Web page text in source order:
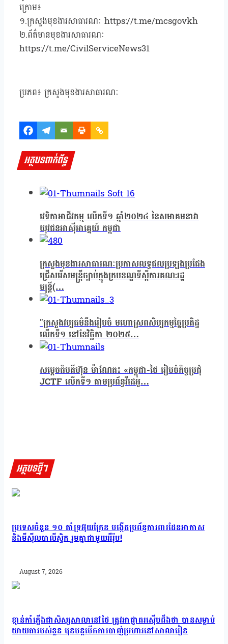
ក្រោម៖
១.ក្រសួងមុខងារសាធារណៈ https://t.me/mcsgovkh
២.ព័ត៌មានមុខងារសាធារណៈ
https://t.me/CivilServiceNews31
ប្រភព៖ ក្រសួងមុខងារសាធារណៈ
អត្ថបទពាក់ព័ន្ធ
វេទិកាអាជីវកម្ម លើកទី១ ឆ្នាំ២០២៤ នៃសមាគមនាវា
យុវជនអាស៊ីអាគ្នេយ៍ កម្ពុជា
ក្រសួងមុខងារសាធារណៈប្រកាសលទ្ធផលប្រឡងប្រជែង
ជ្រេីសរេីសមន្រ្តីច្បាប់ក្នុងក្របខណ្ឌទីស្តីការគណ:រដ្ឋ
មន្ត្រី(…
"ក្រសួងវប្បធម៌នឹងរៀបចំ មហោស្រពសិប្បកម្មច្នៃប្រតិដ្ឋ
លើកទី១ នៅខែវិច្ឆិកា ២០២៥…
សម្ដេចធិបតីហ៊ុន ម៉ាណែត៖ «កម្ពុជា-ថៃ រៀបចំកិច្ចប្រជុំ
JCTF លើកទី១ តាមប្រព័ន្ធវីដេអូ…
អត្ថបទថ្មីៗ
ប្រទេសចំនួន ១០ គាំទ្រអ៊ុយក្រែន បង្កើតប្រព័ន្ធការពារដែនអាកាស
និងមីស៊ីលបាលីស្ទិក រួមគ្នាជាមួយអឺរ៉ុប!
August 7, 2026
ខ្មាន់កាំភ្លើងជាសិស្សសាលានៅថៃ ត្រូវអាជ្ញាធរស៊ើបដឹងថា បានសម្លាប់
យាយតារបស់ខ្លួន មុនបន្តបើកការបាញ់ប្រហារនៅសាលារៀន